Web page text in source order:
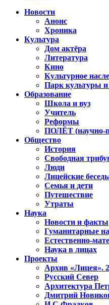
Новости
Анонс
Хроника
Культура
Дом актёра
Литература
Кино
Культурное
Парк культуры и
Образование
Школа и вуз
Учитель
Реформы
ПОЛЁТ (научно-
Общество
История
Свободная
Люди
Лицейские
Семья и дети
Путешествие
Утраты
Наука
Новости и факты
Гуманитарные
Естественно-
Наука в лицах
Проекты
Архив «Лицея».
Русский Север
Архитектура
Дмитрий